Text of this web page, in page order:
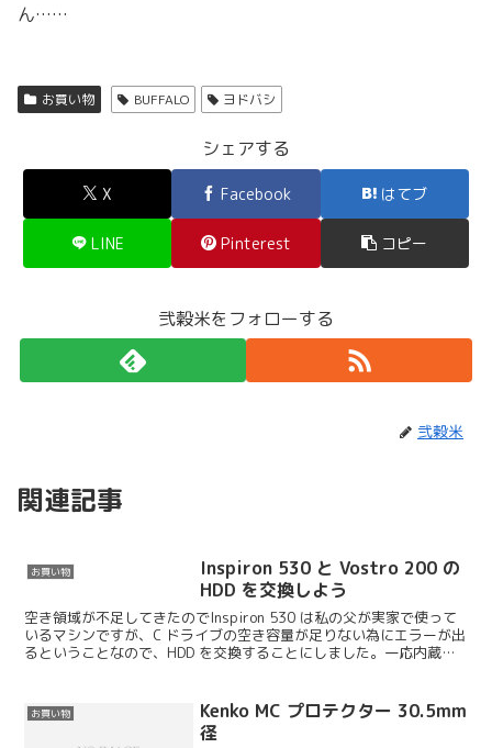
ん……
お買い物 BUFFALO ヨドバシ
シェアする
X Facebook はてブ
LINE Pinterest コピー
弐穀米をフォローする
弐穀米
関連記事
お買い物
Inspiron 530 と Vostro 200 の
HDD を交換しよう
空き領域が不足してきたのでInspiron 530 は私の父が実家で使って
いるマシンですが、C ドライブの空き容量が足りない為にエラーが出
るということなので、HDD を交換することにしました。一応内蔵で
お買い物
Kenko MC プロテクター 30.5mm
径